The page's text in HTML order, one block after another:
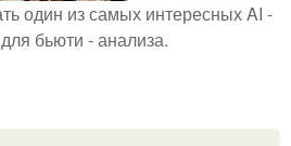
один из самых интересных AI -
бьюти - анализа.